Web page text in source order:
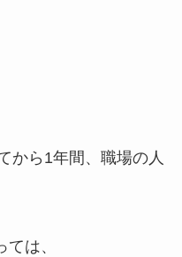
から1年間、職場の人
は、